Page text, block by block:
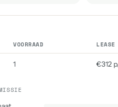
VOORRAAD LEASE
1 €312